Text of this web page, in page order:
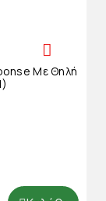
Με Θηλή